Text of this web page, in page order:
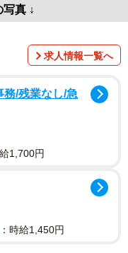
真 ↓
求人情報一覧へ
/残業なし/急
1,700円
時給1,450円